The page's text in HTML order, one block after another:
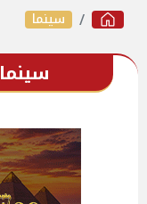
سينما
سينما